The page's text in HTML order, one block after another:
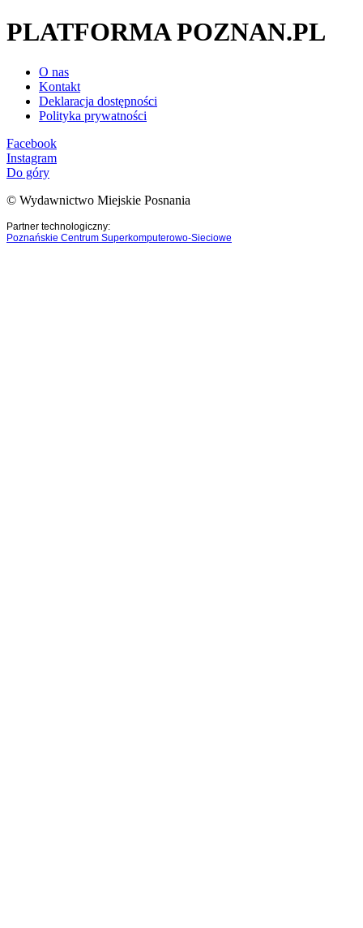
PLATFORMA POZNAN.PL
O nas
Kontakt
Deklaracja dostępności
Polityka prywatności
Facebook
Instagram
Do góry
© Wydawnictwo Miejskie Posnania
Partner technologiczny:
Poznańskie Centrum Superkomputerowo-Sieciowe